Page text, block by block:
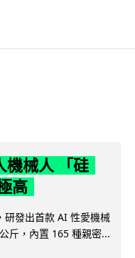
機械人 「硅
高
發出首款 AI 性愛機械
斤，內置 165 種親密...